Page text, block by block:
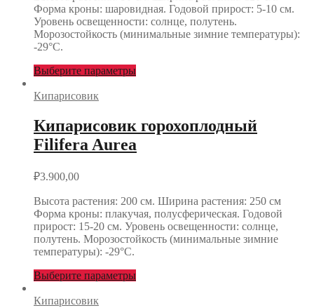
Форма кроны: шаровидная. Годовой прирост: 5-10 см.
Уровень освещенности: солнце, полутень.
Морозостойкость (минимальные зимние температуры):
-29°С.
Выберите параметры
Кипарисовик
Кипарисовик горохоплодный
Filifera Aurea
₽3.900,00
Высота растения: 200 см. Ширина растения: 250 см
Форма кроны: плакучая, полусферическая. Годовой
прирост: 15-20 см. Уровень освещенности: солнце,
полутень. Морозостойкость (минимальные зимние
температуры): -29°С.
Выберите параметры
Кипарисовик